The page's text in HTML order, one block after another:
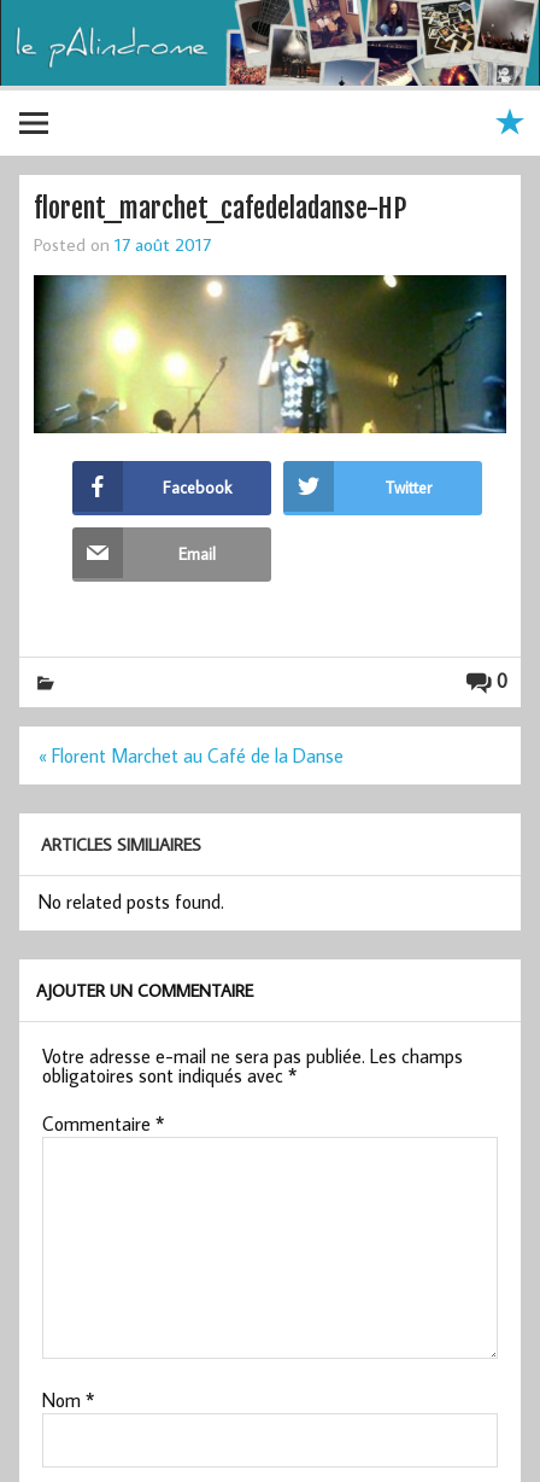
florent_marchet_cafedeladanse-HP
Posted on 17 août 2017
Facebook Twitter
Email
0
Navigation
l’article
« Florent Marchet au Café de la Danse
ARTICLES SIMILIAIRES
No related posts found.
AJOUTER UN COMMENTAIRE
Votre adresse e-mail ne sera pas publiée. Les champs
obligatoires sont indiqués avec*
Commentaire*
Nom*